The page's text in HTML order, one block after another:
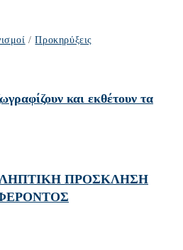
/ Προκηρύξεις
και εκθέτουν τα
ΠΡΟΣΚΛΗΣΗ